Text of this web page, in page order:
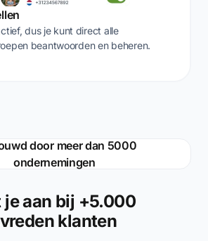
dus je kunt direct alle
beantwoorden en beheren.
door meer dan 5000
ondernemingen
je aan bij +5.000
klanten